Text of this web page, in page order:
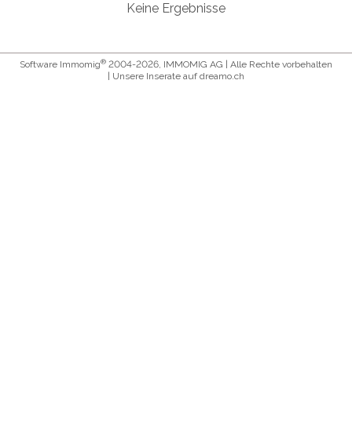
Keine Ergebnisse
Software Immomig® 2004-2026, IMMOMIG AG | Alle Rechte vorbehalten
| Unsere Inserate auf dreamo.ch